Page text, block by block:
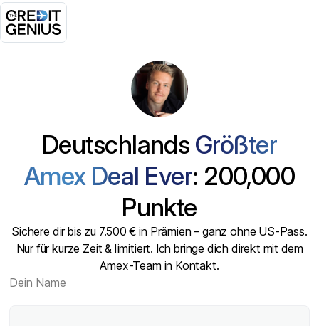
Deutschlands Größter
Amex Deal Ever: 200,000
Punkte
Sichere dir bis zu 7.500 € in Prämien – ganz ohne US-Pass.
Nur für kurze Zeit & limitiert. Ich bringe dich direkt mit dem
Amex-Team in Kontakt.
Dein Name